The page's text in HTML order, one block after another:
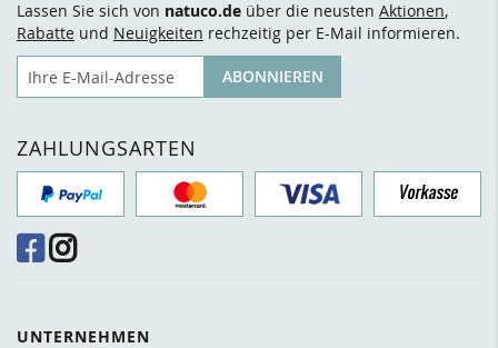
Lassen Sie sich von natuco.de über die neusten Aktionen,
Rabatte und Neuigkeiten rechzeitig per E-Mail informieren.
ABONNIEREN
ZAHLUNGSARTEN
UNTERNEHMEN